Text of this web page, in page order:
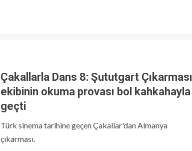
Çakallarla Dans 8: Şututgart Çıkarması
ekibinin okuma provası bol kahkahayla
geçti
Türk sinema tarihine geçen Çakallar'dan Almanya
çıkarması.